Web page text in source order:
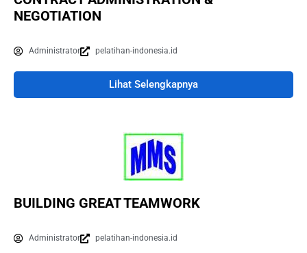
NEGOTIATION
Administrator pelatihan-indonesia.id
Lihat Selengkapnya
BUILDING GREAT TEAMWORK
Administrator pelatihan-indonesia.id